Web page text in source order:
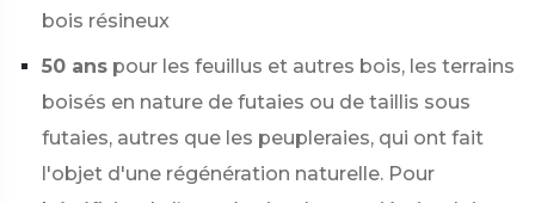
bois résineux
50 ans pour les feuillus et autres bois, les terrains
boisés en nature de futaies ou de taillis sous
futaies, autres que les peupleraies, qui ont fait
l'objet d'une régénération naturelle. Pour